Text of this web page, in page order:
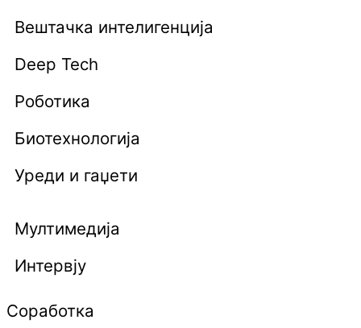
Вештачка интелигенција
Deep Tech
Роботика
Биотехнологија
Уреди и гаџети
Мултимедија
Интервју
Соработка